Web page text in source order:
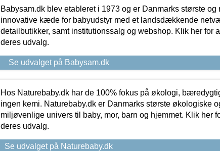
Babysam.dk blev etableret i 1973 og er Danmarks største og
innovative kæde for babyudstyr med et landsdækkende
detailbutikker, samt institutionssalg og webshop. Klik her for
deres udvalg.
Se udvalget på Babysam.dk
Hos Naturebaby.dk har de 100% fokus på økologi,
ingen kemi. Naturebaby.dk er Danmarks største økologiske
miljøvenlige univers til baby, mor, barn og hjemmet. Klik her
deres udvalg.
Se udvalget på Naturebaby.dk